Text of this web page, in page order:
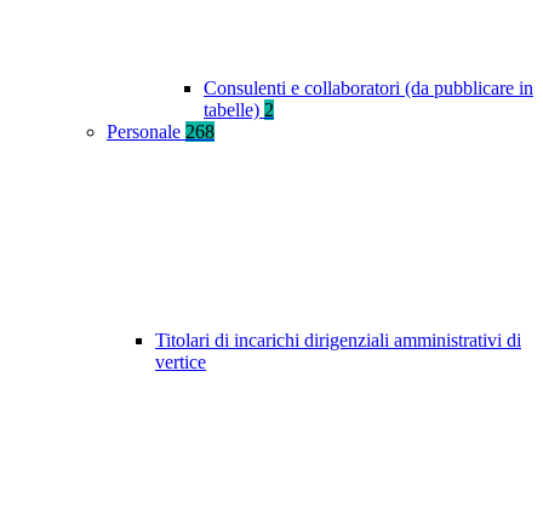
Consulenti e collaboratori (da pubblicare in
tabelle) 2
Personale 268
Titolari di incarichi dirigenziali amministrativi di
vertice